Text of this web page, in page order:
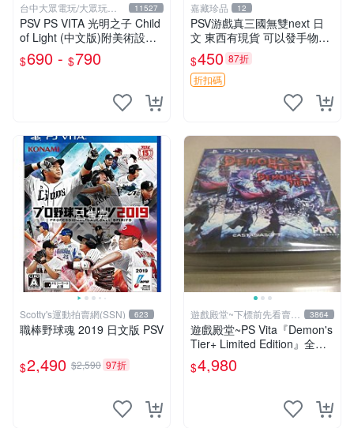
台中大眾電玩/大眾玩具
店
11527
PSV PS VITA 光明之子 Child
of Light (中文版)附美術設定
集(二手商品)【台中大眾電
玩】
$690 - $790
嘉藏珍品 12
PSV游戲真三國無雙next 日
文 東西有現貨 可以發手物品
無質量問題售不退不換
$450 87折
折扣碼
已售完
Scotty's運動拍賣網(SSN) 623
職棒野球魂 2019 日文版 PSV
$2,490 $2,590 97折
遊戲殿堂~下標前先看賣場
關於我
3864
遊戲殿堂~PS Vita『Demon's
Tier+ Limited Edition』全新
稀有實體片-全球限量1500片
$4,980